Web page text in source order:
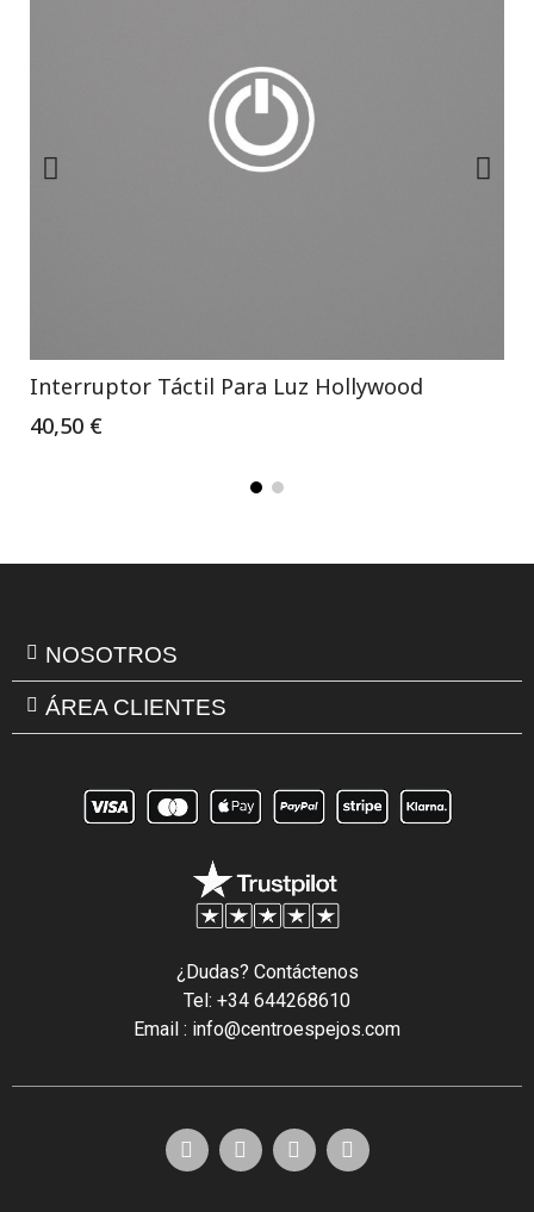
Interruptor Táctil Para Luz Hollywood
40,50 €
NOSOTROS
ÁREA CLIENTES
¿Dudas? Contáctenos
Tel: +34 644268610
Email : info@centroespejos.com